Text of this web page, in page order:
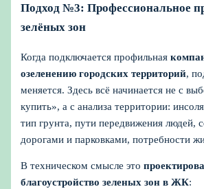
Подход №3: Профессиональное
зелёных зон
Когда подключается профильная
озеленению городских территорий,
меняется. Здесь всё начинается не с
купить», а с анализа территории:
тип грунта, пути передвижения людей,
дорогами и парковками, потребности
В техническом смысле это
благоустройство зеленых зон в ЖК: